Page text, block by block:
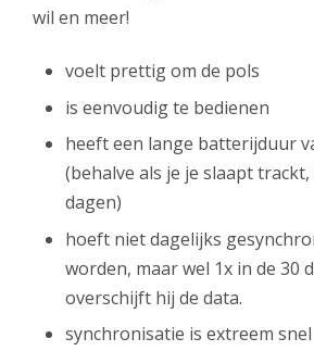
wil en meer!
voelt prettig om de pols
is eenvoudig te bedienen
heeft een lange batterijduur
(behalve als je je slaapt
dagen)
hoeft niet dagelijks
worden, maar wel 1x in de 30
overschijft hij de data.
synchronisatie is extreem snel